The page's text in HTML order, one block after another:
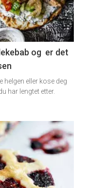
og er det
helgen eller kose deg
har lengtet etter.